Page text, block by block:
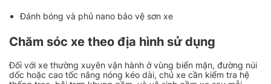
Đánh bóng và phủ nano bảo vệ sơn xe
Chăm sóc xe theo địa hình sử dụng
Đối với xe thường xuyên vận hành ở vùng biển mặn, đường núi
dốc hoặc cao tốc nắng nóng kéo dài, chủ xe cần kiểm tra hệ